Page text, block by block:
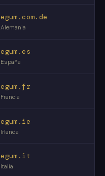
egum.com.de
Alemania
egum.es
España
egum.fr
Francia
egum.ie
Irlanda
egum.it
Italia